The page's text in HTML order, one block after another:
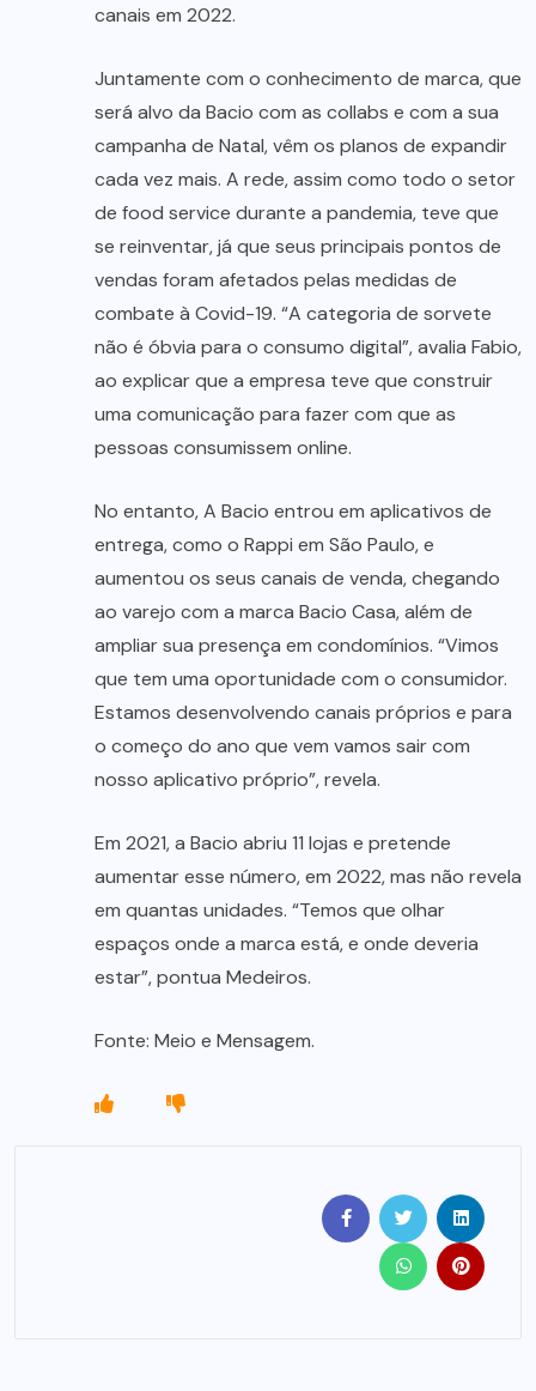
canais em 2022.
Juntamente com o conhecimento de marca, que
será alvo da Bacio com as collabs e com a sua
campanha de Natal, vêm os planos de expandir
cada vez mais. A rede, assim como todo o setor
de food service durante a pandemia, teve que
se reinventar, já que seus principais pontos de
vendas foram afetados pelas medidas de
combate à Covid-19. “A categoria de sorvete
não é óbvia para o consumo digital”, avalia Fabio,
ao explicar que a empresa teve que construir
uma comunicação para fazer com que as
pessoas consumissem online.
No entanto, A Bacio entrou em aplicativos de
entrega, como o Rappi em São Paulo, e
aumentou os seus canais de venda, chegando
ao varejo com a marca Bacio Casa, além de
ampliar sua presença em condomínios. “Vimos
que tem uma oportunidade com o consumidor.
Estamos desenvolvendo canais próprios e para
o começo do ano que vem vamos sair com
nosso aplicativo próprio”, revela.
Em 2021, a Bacio abriu 11 lojas e pretende
aumentar esse número, em 2022, mas não revela
em quantas unidades. “Temos que olhar
espaços onde a marca está, e onde deveria
estar”, pontua Medeiros.
Fonte: Meio e Mensagem.